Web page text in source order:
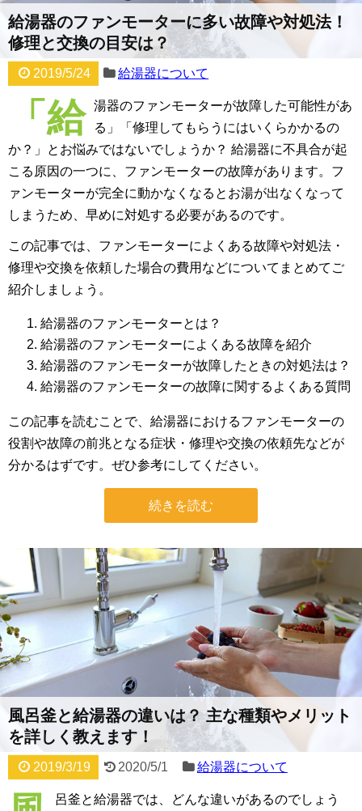
給湯器のファンモーターに多い故障や対処法！
修理と交換の目安は？
2019/5/24 給湯器について
「給 湯器のファンモーターが故障した可能性があ
る」「修理してもらうにはいくらかかるの
か？」とお悩みではないでしょうか？ 給湯器に不具合が起
こる原因の一つに、ファンモーターの故障があります。フ
ァンモーターが完全に動かなくなるとお湯が出なくなって
しまうため、早めに対処する必要があるのです。
この記事では、ファンモーターによくある故障や対処法・
修理や交換を依頼した場合の費用などについてまとめてご
紹介しましょう。
給湯器のファンモーターとは？
給湯器のファンモーターによくある故障を紹介
給湯器のファンモーターが故障したときの対処法は？
給湯器のファンモーターの故障に関するよくある質問
この記事を読むことで、給湯器におけるファンモーターの
役割や故障の前兆となる症状・修理や交換の依頼先などが
分かるはずです。ぜひ参考にしてください。
続きを読む
風呂釜と給湯器の違いは？ 主な種類やメリット
を詳しく教えます！
2019/3/19 2020/5/1 給湯器について
呂釜と給湯器では、どんな違いがあるのでしょう